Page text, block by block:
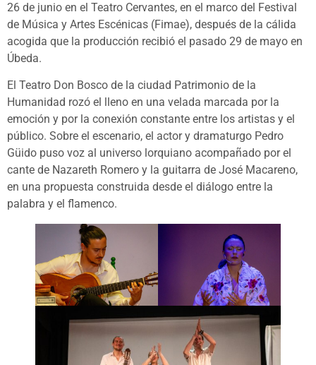
26 de junio en el Teatro Cervantes, en el marco del Festival
de Música y Artes Escénicas (Fimae), después de la cálida
acogida que la producción recibió el pasado 29 de mayo en
Úbeda.
El Teatro Don Bosco de la ciudad Patrimonio de la
Humanidad rozó el lleno en una velada marcada por la
emoción y por la conexión constante entre los artistas y el
público. Sobre el escenario, el actor y dramaturgo Pedro
Güido puso voz al universo lorquiano acompañado por el
cante de Nazareth Romero y la guitarra de José Macareno,
en una propuesta construida desde el diálogo entre la
palabra y el flamenco.